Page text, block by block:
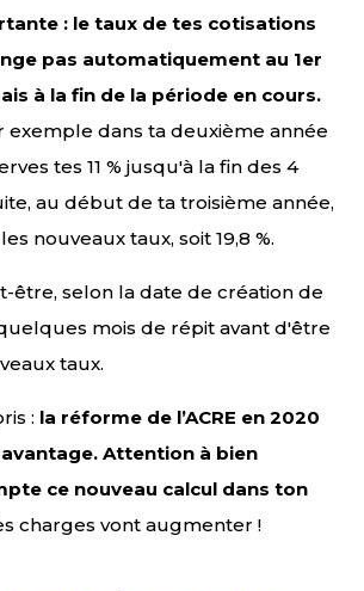
: le taux de tes cotisations
pas automatiquement au 1er
à la fin de la période en cours.
exemple dans ta deuxième année
tes 11 % jusqu'à la fin des 4
au début de ta troisième année,
nouveaux taux, soit 19,8 %.
être, selon la date de création de
mois de répit avant d'être
taux.
: la réforme de l’ACRE en 2020
avantage. Attention à bien
ce nouveau calcul dans ton
charges vont augmenter !